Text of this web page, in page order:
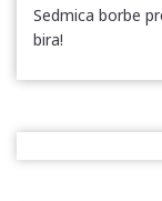
Sedmica borbe
bira!